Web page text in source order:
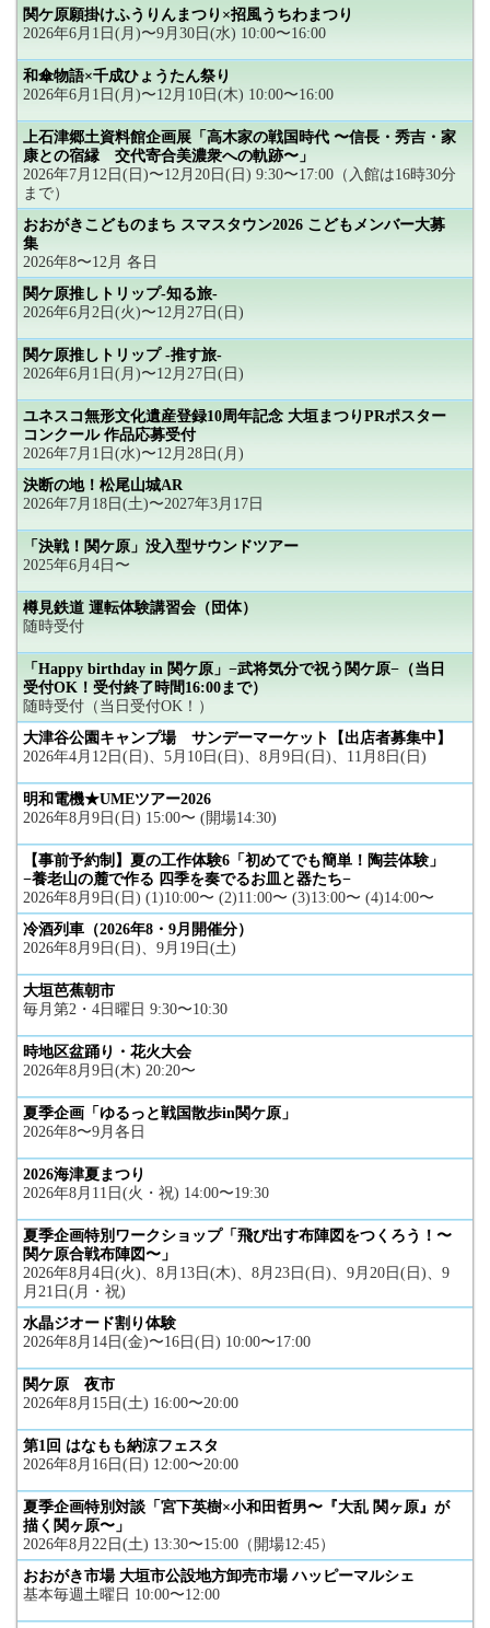
関ケ原願掛けふうりんまつり×招風うちわまつり
2026年6月1日(月)〜9月30日(水) 10:00〜16:00
和傘物語×千成ひょうたん祭り
2026年6月1日(月)〜12月10日(木) 10:00〜16:00
上石津郷土資料館企画展「高木家の戦国時代 〜信長・秀吉・家
康との宿縁 交代寄合美濃衆への軌跡〜」
2026年7月12日(日)〜12月20日(日) 9:30〜17:00（入館は16時30分
まで）
おおがきこどものまち スマスタウン2026 こどもメンバー大募
集
2026年8〜12月 各日
関ケ原推しトリップ-知る旅-
2026年6月2日(火)〜12月27日(日)
関ケ原推しトリップ -推す旅-
2026年6月1日(月)〜12月27日(日)
ユネスコ無形文化遺産登録10周年記念 大垣まつりPRポスター
コンクール 作品応募受付
2026年7月1日(水)〜12月28日(月)
決断の地！松尾山城AR
2026年7月18日(土)〜2027年3月17日
「決戦！関ケ原」没入型サウンドツアー
2025年6月4日〜
樽見鉄道 運転体験講習会（団体）
随時受付
「Happy birthday in 関ケ原」−武将気分で祝う関ケ原−（当日
受付OK！受付終了時間16:00まで）
随時受付（当日受付OK！）
大津谷公園キャンプ場 サンデーマーケット【出店者募集中】
2026年4月12日(日)、5月10日(日)、8月9日(日)、11月8日(日)
明和電機★UMEツアー2026
2026年8月9日(日) 15:00〜 (開場14:30)
【事前予約制】夏の工作体験6「初めてでも簡単！陶芸体験」
−養老山の麓で作る 四季を奏でるお皿と器たち−
2026年8月9日(日) (1)10:00〜 (2)11:00〜 (3)13:00〜 (4)14:00〜
冷酒列車（2026年8・9月開催分）
2026年8月9日(日)、9月19日(土)
大垣芭蕉朝市
毎月第2・4日曜日 9:30〜10:30
時地区盆踊り・花火大会
2026年8月9日(木) 20:20〜
夏季企画「ゆるっと戦国散歩in関ケ原」
2026年8〜9月各日
2026海津夏まつり
2026年8月11日(火・祝) 14:00〜19:30
夏季企画特別ワークショップ「飛び出す布陣図をつくろう！〜
関ケ原合戦布陣図〜」
2026年8月4日(火)、8月13日(木)、8月23日(日)、9月20日(日)、9
月21日(月・祝)
水晶ジオード割り体験
2026年8月14日(金)〜16日(日) 10:00〜17:00
関ケ原 夜市
2026年8月15日(土) 16:00〜20:00
第1回 はなもも納涼フェスタ
2026年8月16日(日) 12:00〜20:00
夏季企画特別対談「宮下英樹×小和田哲男〜『大乱 関ヶ原』が
描く関ヶ原〜」
2026年8月22日(土) 13:30〜15:00（開場12:45）
おおがき市場 大垣市公設地方卸売市場 ハッピーマルシェ
基本毎週土曜日 10:00〜12:00